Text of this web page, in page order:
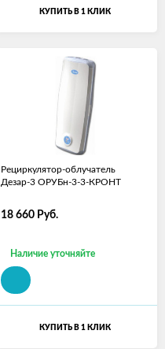
КУПИТЬ В 1 КЛИК
Рециркулятор-облучатель
Дезар-3 ОРУБн-3-3-КРОНТ
18 660 Руб.
Наличие уточняйте
КУПИТЬ В 1 КЛИК